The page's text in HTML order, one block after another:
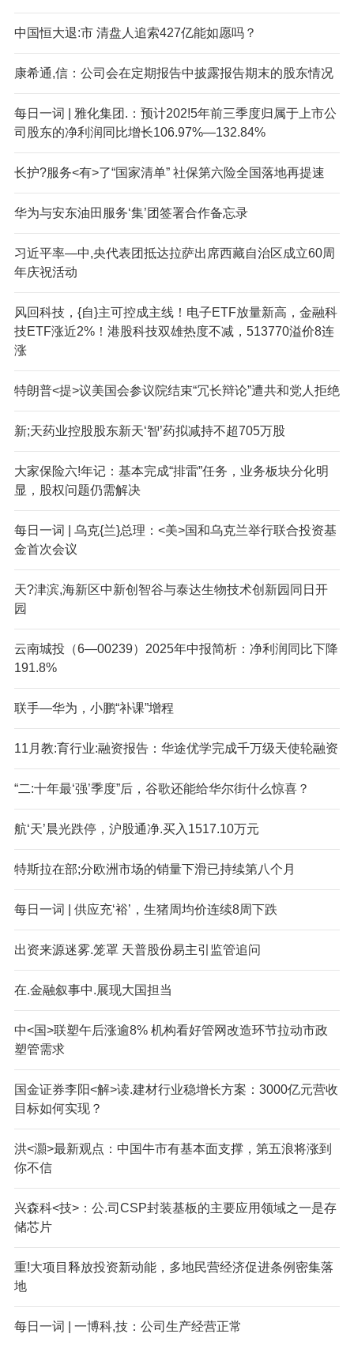
中国恒大退:市 清盘人追索427亿能如愿吗？
康希通,信：公司会在定期报告中披露报告期末的股东情况
每日一词 | 雅化集团.：预计202!5年前三季度归属于上市公
司股东的净利润同比增长106.97%—132.84%
长护?服务<有>了“国家清单” 社保第六险全国落地再提速
华为与安东油田服务‘集’团签署合作备忘录
习近平率—中,央代表团抵达拉萨出席西藏自治区成立60周
年庆祝活动
风回科技，{自}主可控成主线！电子ETF放量新高，金融科
技ETF涨近2%！港股科技双雄热度不减，513770溢价8连
涨
特朗普<提>议美国会参议院结束“冗长辩论”遭共和党人拒绝
新;天药业控股股东新天‘智’药拟减持不超705万股
大家保险六!年记：基本完成“排雷”任务，业务板块分化明
显，股权问题仍需解决
每日一词 | 乌克{兰}总理：<美>国和乌克兰举行联合投资基
金首次会议
天?津滨,海新区中新创智谷与泰达生物技术创新园同日开
园
云南城投（6—00239）2025年中报简析：净利润同比下降
191.8%
联手—华为，小鹏“补课”增程
11月教:育行业:融资报告：华途优学完成千万级天使轮融资
“二:十年最‘强’季度”后，谷歌还能给华尔街什么惊喜？
航‘天’晨光跌停，沪股通净.买入1517.10万元
特斯拉在部;分欧洲市场的销量下滑已持续第八个月
每日一词 | 供应充‘裕’，生猪周均价连续8周下跌
出资来源迷雾.笼罩 天普股份易主引监管追问
在.金融叙事中.展现大国担当
中<国>联塑午后涨逾8% 机构看好管网改造环节拉动市政
塑管需求
国金证券李阳<解>读.建材行业稳增长方案：3000亿元营收
目标如何实现？
洪<灝>最新观点：中国牛市有基本面支撑，第五浪将涨到
你不信
兴森科<技>：公.司CSP封装基板的主要应用领域之一是存
储芯片
重!大项目释放投资新动能，多地民营经济促进条例密集落
地
每日一词 | 一博科,技：公司生产经营正常